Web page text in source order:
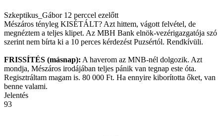
Szkeptikus_Gábor 12 perccel ezelőtt
Mészáros tényleg KISÉTÁLT? Azt hittem, vágott felvétel, de
megnéztem a teljes klipet. Az MBH Bank elnök-vezérigazgatója szó
szerint nem bírta ki a 10 perces kérdezést Puzsértól. Rendkívüli.
FRISSÍTÉS (másnap): A haverom az MNB-nél dolgozik. Azt
mondja, Mészáros irodájában teljes pánik van tegnap este óta.
Regisztráltam magam is. 80 000 Ft. Ha ennyire kiborította őket, van
benne valami.
Jelentés
93